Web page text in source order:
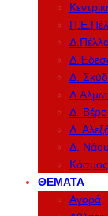
Δ.
Δ.
Δ.
Δ.
Κόσμος
ΘΈΜΑΤΑ
Αγορά